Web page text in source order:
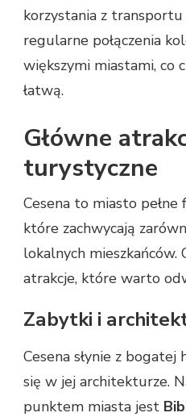
korzystania z
regularne połączenia
większymi miastami, co
łatwą.
Główne
turystyczne
Cesena to miasto pełne
które zachwycają
lokalnych mieszkańców.
atrakcje, które warto
Zabytki i
Cesena słynie z bogatej
się w jej architekturze.
punktem miasta jest